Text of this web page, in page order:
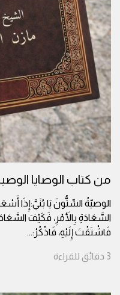
من كتاب الوصايا الوصية
الوصيّةُ السِّتُّونَ يَا بُنَيَّ:إِذَا
السَّعَادَةِ بِالأَمْرِ، فَكَيْفَ
فَاشْتَقْتَ إِلَيْهِ، فَاذْكُرْ:...
3 دقائق للقراءة